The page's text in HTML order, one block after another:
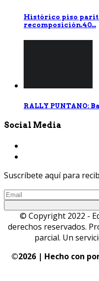
Histórico piso
recomposición.40...
RALLY PUNTANO:
Social Media
Suscríbete aquí para
© Copyright 2022 -
derechos reservados.
parcial. Un
©2026 | Hecho con